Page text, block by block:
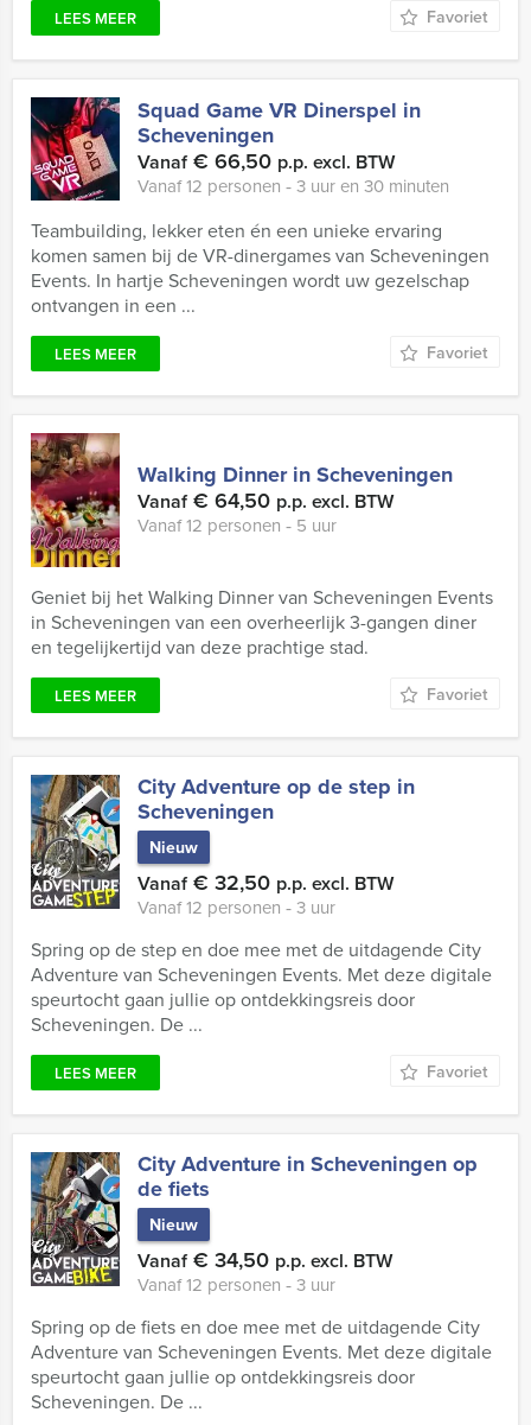
LEES MEER Favoriet
Squad Game VR Dinerspel in
Scheveningen
Vanaf€ 66,50 p.p. excl. BTW
Vanaf 12 personen ‐ 3 uur en 30 minuten
Teambuilding, lekker eten én een unieke ervaring
komen samen bij de VR-dinergames van Scheveningen
Events. In hartje Scheveningen wordt uw gezelschap
ontvangen in een ...
LEES MEER Favoriet
Walking Dinner in Scheveningen
Vanaf€ 64,50 p.p. excl. BTW
Vanaf 12 personen ‐ 5 uur
Geniet bij het Walking Dinner van Scheveningen Events
in Scheveningen van een overheerlijk 3-gangen diner
en tegelijkertijd van deze prachtige stad.
LEES MEER Favoriet
City Adventure op de step in
Scheveningen
Nieuw
Vanaf€ 32,50 p.p. excl. BTW
Vanaf 12 personen ‐ 3 uur
Spring op de step en doe mee met de uitdagende City
Adventure van Scheveningen Events. Met deze digitale
speurtocht gaan jullie op ontdekkingsreis door
Scheveningen. De ...
LEES MEER Favoriet
City Adventure in Scheveningen op
de fiets
Nieuw
Vanaf€ 34,50 p.p. excl. BTW
Vanaf 12 personen ‐ 3 uur
Spring op de fiets en doe mee met de uitdagende City
Adventure van Scheveningen Events. Met deze digitale
speurtocht gaan jullie op ontdekkingsreis door
Scheveningen. De ...